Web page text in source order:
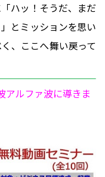
ハッ！そうだ、まだ
とミッションを思い
、ここへ舞い戻って
アルファ波に導きま